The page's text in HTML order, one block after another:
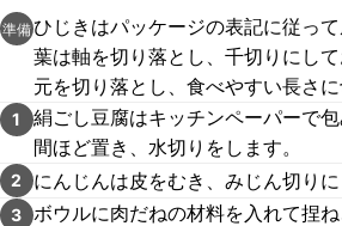
準備ひじきはパッケージの表記に従っ
葉は軸を切り落とし、千切りにし
元を切り落とし、食べやすい長さに
1
絹ごし豆腐はキッチンペーパーで
間ほど置き、水切りをします。
2 にんじんは皮をむき、みじん切りに
3 ボウルに肉だねの材料を入れて捏